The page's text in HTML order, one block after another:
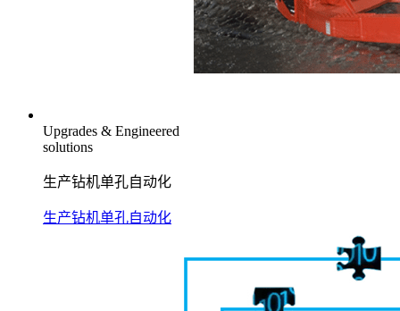
Upgrades & Engineered
solutions
生产钻机单孔自动化
生产钻机单孔自动化